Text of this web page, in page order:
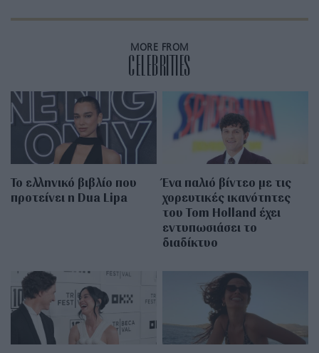
MORE FROM
CELEBRITIES
Το ελληνικό βιβλίο που
προτείνει η Dua Lipa
Ένα παλιό βίντεο με τις
χορευτικές ικανότητες
του Tom Holland έχει
εντυπωσιάσει το
διαδίκτυο